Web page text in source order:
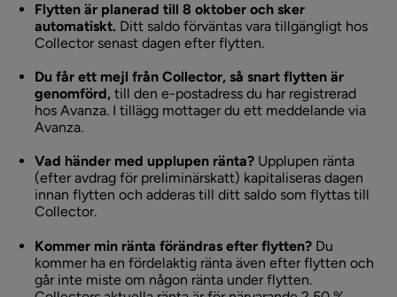
Flytten är planerad till 8 oktober och sker
automatiskt. Ditt saldo förväntas vara tillgängligt hos
Collector senast dagen efter flytten.
Du får ett mejl från Collector, så snart flytten är
genomförd, till den e-postadress du har registrerad
hos Avanza. I tillägg mottager du ett meddelande via
Avanza.
Vad händer med upplupen ränta? Upplupen ränta
(efter avdrag för preliminärskatt) kapitaliseras dagen
innan flytten och adderas till ditt saldo som flyttas till
Collector.
Kommer min ränta förändras efter flytten? Du
kommer ha en fördelaktig ränta även efter flytten och
går inte miste om någon ränta under flytten.